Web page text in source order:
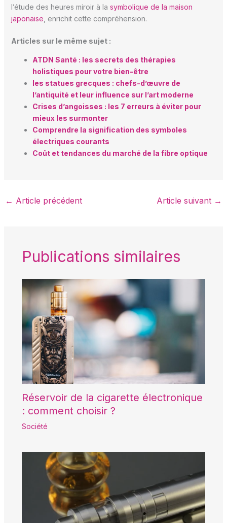
l’étude des heures miroir à la symbolique de la maison
japonaise , enrichit cette compréhension.
Articles sur le même sujet :
ATDN Santé : les secrets des thérapies
holistiques pour votre bien-être
les statues grecques : chefs-d’œuvre de
l’antiquité et leur influence sur l’art moderne
Crises d’angoisses : les 7 erreurs à éviter pour
mieux les surmonter
Comprendre la signification des symboles
électriques courants
Coût et tendances du marché de la fibre optique
← Article précédent Article suivant →
Publications similaires
Réservoir de la cigarette électronique
: comment choisir ?
Société